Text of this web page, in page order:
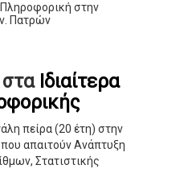
στην
Πατρών
στα Ιδιαίτερα
πείρα (20 έτη) στην
απαιτούν Ανάπτυξη
Στατιστικής